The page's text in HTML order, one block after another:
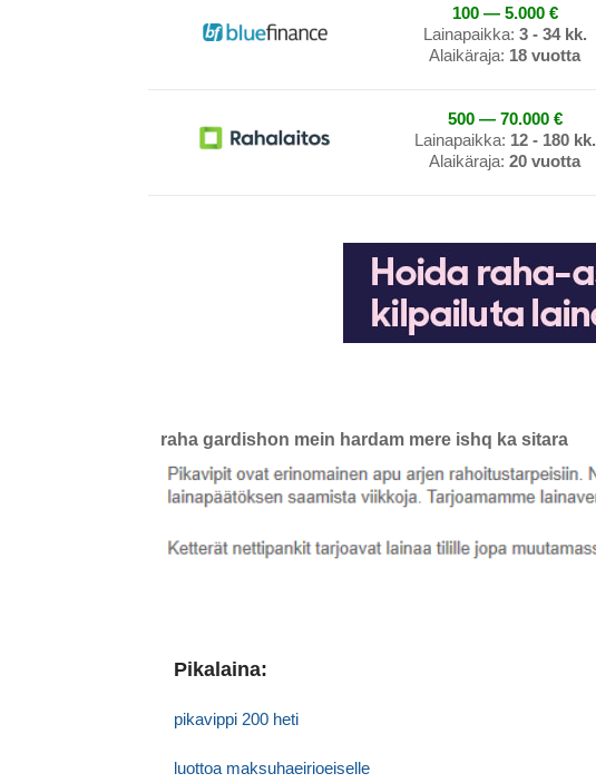
100 — 5.000 €
Lainapaikka: 3 - 34 kk.
Alaikäraja: 18 vuotta
500 — 70.000 €
Lainapaikka: 12 - 180 kk.
Alaikäraja: 20 vuotta
raha gardishon mein hardam mere ishq ka sitara
Pikalaina:
pikavippi 200 heti
luottoa maksuhaeirioeiselle